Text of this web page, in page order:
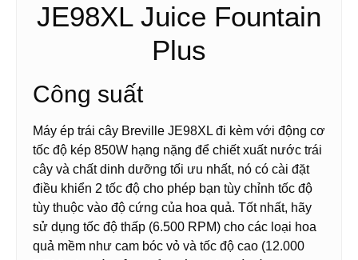
JE98XL Juice Fountain
Plus
Công suất
Máy ép trái cây Breville JE98XL đi kèm với động cơ
tốc độ kép 850W hạng nặng để chiết xuất nước trái
cây và chất dinh dưỡng tối ưu nhất, nó có cài đặt
điều khiển 2 tốc độ cho phép bạn tùy chỉnh tốc độ
tùy thuộc vào độ cứng của hoa quả. Tốt nhất, hãy
sử dụng tốc độ thấp (6.500 RPM) cho các loại hoa
quả mềm như cam bóc vỏ và tốc độ cao (12.000